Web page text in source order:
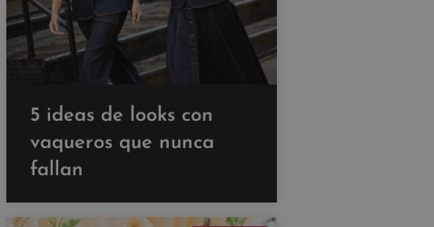
5 ideas de looks con
vaqueros que nunca
fallan